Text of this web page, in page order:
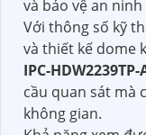
và bảo vệ an
Với thông số kỹ
và thiết kế dome
IPC-HDW2239TP-
cầu quan sát mà
không gian.